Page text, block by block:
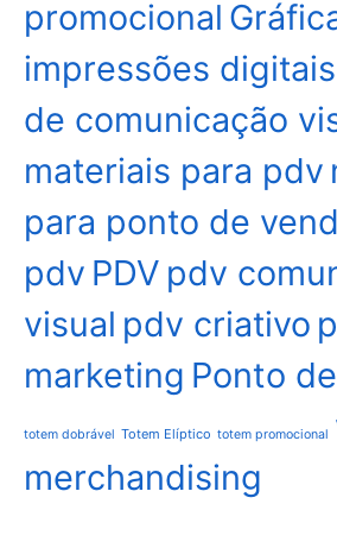
promocional
impressões digitais
de comunicação
materiais para pdv
para ponto de
pdv PDV pdv
visual pdv criativo
marketing Ponto
totem dobrável Totem Elíptico totem promocional
merchandising